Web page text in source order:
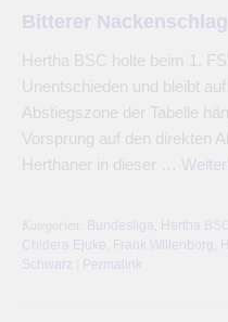
Bitterer
Hertha BSC holte beim 1.
Unentschieden und bleibt
Abstiegszone der Tabelle
Vorsprung auf den direkten
Herthaner in dieser …
Kategorien: Bundesliga Hertha
Chidera Ejuke Frank Willenborg
Schwarz
Permalink